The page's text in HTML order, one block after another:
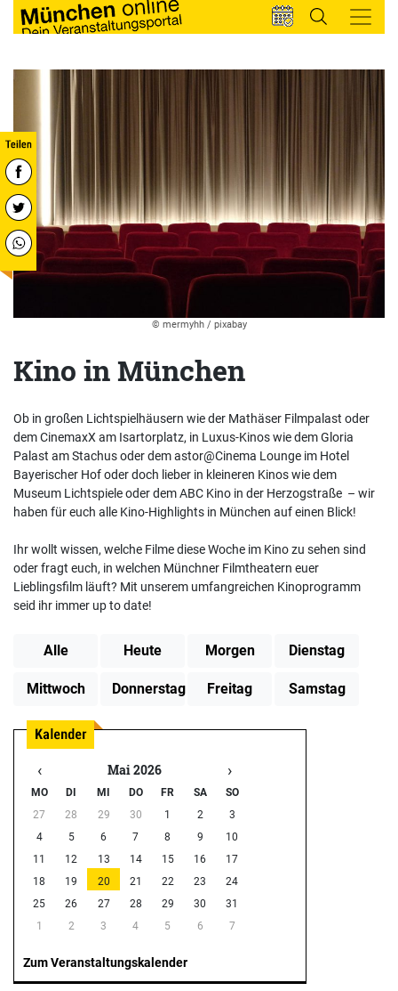
© mermyhh / pixabay
Kino in München
Ob in großen Lichtspielhäusern wie der Mathäser Filmpalast oder
dem CinemaxX am Isartorplatz, in Luxus-Kinos wie dem Gloria
Palast am Stachus oder dem astor@Cinema Lounge im Hotel
Bayerischer Hof oder doch lieber in kleineren Kinos wie dem
Museum Lichtspiele oder dem ABC Kino in der Herzogstraße – wir
haben für euch alle Kino-Highlights in München auf einen Blick!
Ihr wollt wissen, welche Filme diese Woche im Kino zu sehen sind
oder fragt euch, in welchen Münchner Filmtheatern euer
Lieblingsfilm läuft? Mit unserem umfangreichen Kinoprogramm
seid ihr immer up to date!
Alle Heute Morgen Dienstag
Mittwoch Donnerstag Freitag Samstag
‹ Mai 2026 ›
MO DI MI DO FR SA
SO
27
28 29 30 1 2
3
4
5 6 7 8 9
10
11
12 13 14 15 16
17
18
19 20 21 22 23
24
25
26 27 28 29 30
31
1
2 3 4 5 6 7
Zum Veranstaltungskalender